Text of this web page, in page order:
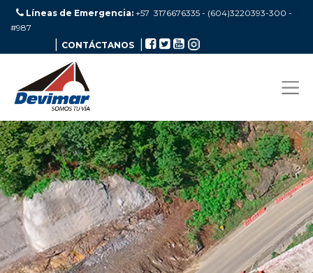
Líneas de Emergencia: +57 3176676335 - (604)3220393-300 -
#987
CONTÁCTANOS